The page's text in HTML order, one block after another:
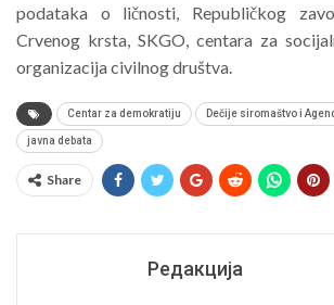
podataka o ličnosti, Republičkog
Crvenog krsta, SKGO, centara za
organizacija civilnog društva.
Centar za demokratiju Dečije siromaštvo i
javna debata
Share
Редакција